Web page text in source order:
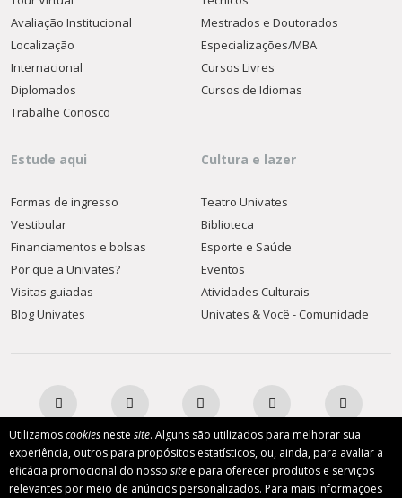
Utilizamoscookiesneste site. Alguns são utilizados para melhorar sua
experiência, outros para propósitos estatísticos, ou, ainda, para avaliar a
eficácia promocional do nosso site e para oferecer produtos e serviços
relevantes por meio de anúncios personalizados. Para mais informações
Avaliação Institucional
Localização
Internacional
Diplomados
Trabalhe Conosco
Mestrados e Doutorados
Especializações/MBA
Cursos Livres
Cursos de Idiomas
Estude aqui
Formas de ingresso
Vestibular
Financiamentos e bolsas
Por que a Univates?
Visitas guiadas
Blog Univates
Cultura e lazer
Teatro Univates
Biblioteca
Esporte e Saúde
Eventos
Atividades Culturais
Univates & Você - Comunidade
AFILIADA: